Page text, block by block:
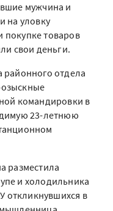
мужчина и
на уловку
товаров
свои деньги.
районного отдела
командировки в
23-летнюю
разместила
и холодильника
откликнувшихся в